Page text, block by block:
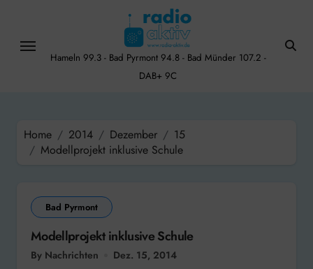
content
Hameln 99.3 - Bad Pyrmont 94.8 - Bad Münder 107.2 -
DAB+ 9C
Home 2014 Dezember
15
Modellprojekt inklusive Schule
Bad Pyrmont
Modellprojekt inklusive Schule
By Nachrichten Dez. 15, 2014